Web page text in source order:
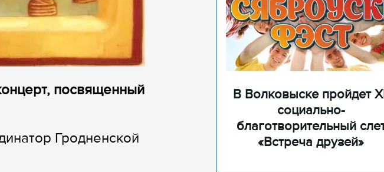
посвященный
Гродненской
В Волковыске пройдет
социально-
благотворительный
«Встреча друзей»